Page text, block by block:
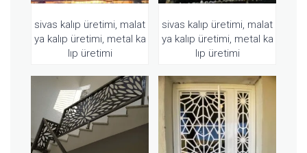
sivas kalıp üretimi, malat
ya kalıp üretimi, metal ka
lıp üretimi
sivas kalıp üretimi, malat
ya kalıp üretimi, metal ka
lıp üretimi